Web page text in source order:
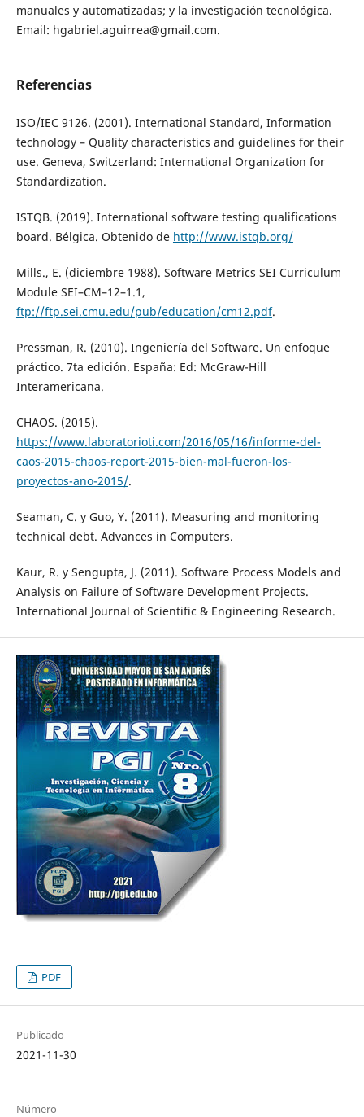
manuales y automatizadas; y la investigación tecnológica.
Email: hgabriel.aguirrea@gmail.com.
Referencias
ISO/IEC 9126. (2001). International Standard, Information
technology – Quality characteristics and guidelines for their
use. Geneva, Switzerland: International Organization for
Standardization.
ISTQB. (2019). International software testing qualifications
board. Bélgica. Obtenido de http://www.istqb.org/
Mills., E. (diciembre 1988). Software Metrics SEI Curriculum
Module SEI–CM–12–1.1,
ftp://ftp.sei.cmu.edu/pub/education/cm12.pdf.
Pressman, R. (2010). Ingeniería del Software. Un enfoque
práctico. 7ta edición. España: Ed: McGraw-Hill
Interamericana.
CHAOS. (2015).
https://www.laboratorioti.com/2016/05/16/informe-del-
caos-2015-chaos-report-2015-bien-mal-fueron-los-
proyectos-ano-2015/.
Seaman, C. y Guo, Y. (2011). Measuring and monitoring
technical debt. Advances in Computers.
Kaur, R. y Sengupta, J. (2011). Software Process Models and
Analysis on Failure of Software Development Projects.
International Journal of Scientific & Engineering Research.
PDF
Publicado
2021-11-30
Número